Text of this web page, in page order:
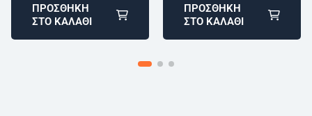
ΠΡΟΣΘΉΚΗ
ΣΤΟ ΚΑΛΆΘΙ
ΠΡΟΣΘΉΚΗ
ΣΤΟ ΚΑΛΆΘΙ